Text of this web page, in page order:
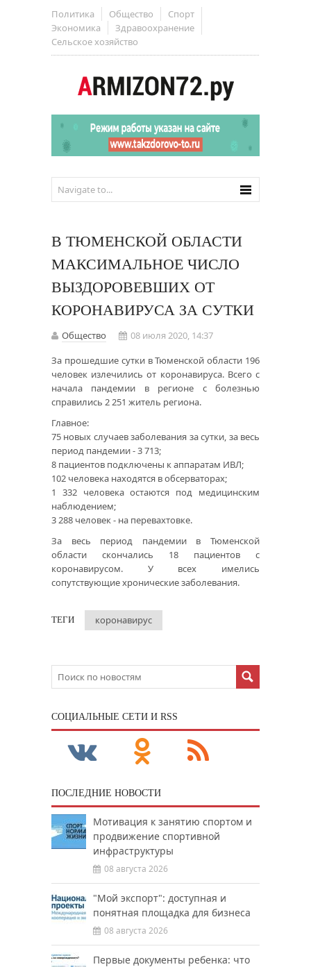
Политика Общество
Спорт
Экономика
Здравоохранение
Сельское хозяйство
В ТЮМЕНСКОЙ ОБЛАСТИ
МАКСИМАЛЬНОЕ ЧИСЛО
ВЫЗДОРОВЕВШИХ ОТ
КОРОНАВИРУСА ЗА СУТКИ
Общество
08 июля 2020, 14:37
За прошедшие сутки в Тюменской области 196
человек излечились от коронавируса. Всего с
начала пандемии в регионе с болезнью
справились 2 251 житель региона.
Главное:
75 новых случаев заболевания за сутки, за весь
период пандемии - 3 713;
8 пациентов подключены к аппаратам ИВЛ;
102 человека находятся в обсерваторах;
1 332 человека остаются под медицинским
наблюдением;
3 288 человек - на перевахтовке.
За весь период пандемии в Тюменской
области скончались 18 пациентов с
коронавирусом. У всех имелись
сопутствующие хронические заболевания.
ТЕГИ коронавирус
CОЦИАЛЬНЫЕ СЕТИ И RSS
ПОСЛЕДНИЕ НОВОСТИ
Мотивация к занятию спортом и
продвижение спортивной
инфраструктуры
08 августа 2026
"Мой экспорт": доступная и
понятная площадка для бизнеса
08 августа 2026
Первые документы ребенка: что